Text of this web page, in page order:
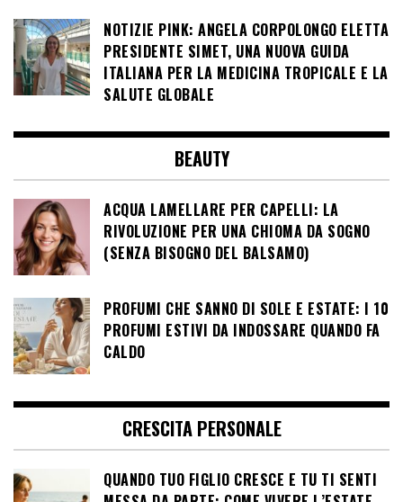
NOTIZIE PINK: ANGELA CORPOLONGO ELETTA
PRESIDENTE SIMET, UNA NUOVA GUIDA
ITALIANA PER LA MEDICINA TROPICALE E LA
SALUTE GLOBALE
BEAUTY
ACQUA LAMELLARE PER CAPELLI: LA
RIVOLUZIONE PER UNA CHIOMA DA SOGNO
(SENZA BISOGNO DEL BALSAMO)
PROFUMI CHE SANNO DI SOLE E ESTATE: I 10
PROFUMI ESTIVI DA INDOSSARE QUANDO FA
CALDO
CRESCITA PERSONALE
QUANDO TUO FIGLIO CRESCE E TU TI SENTI